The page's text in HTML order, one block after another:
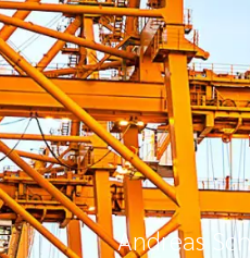
Andreas